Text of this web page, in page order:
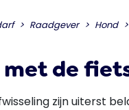
Raadgever Hond
met de
zijn uiterst